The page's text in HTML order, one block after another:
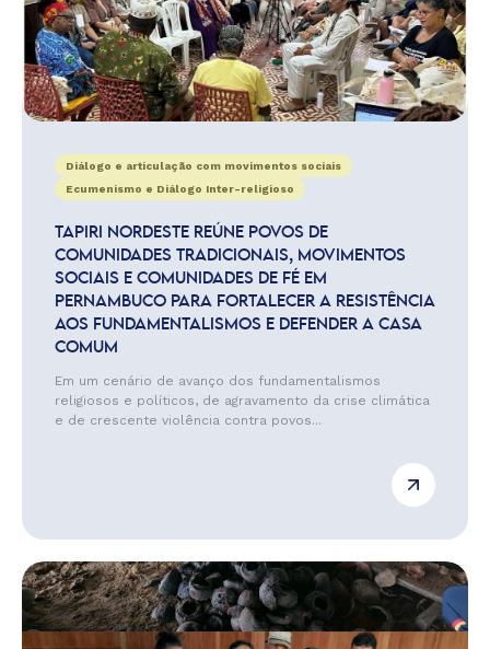
Diálogo e articulação com movimentos sociais
Ecumenismo e Diálogo Inter-religioso
TAPIRI NORDESTE REÚNE POVOS DE
COMUNIDADES TRADICIONAIS, MOVIMENTOS
SOCIAIS E COMUNIDADES DE FÉ EM
PERNAMBUCO PARA FORTALECER A RESISTÊNCIA
AOS FUNDAMENTALISMOS E DEFENDER A CASA
COMUM
Em um cenário de avanço dos fundamentalismos
religiosos e políticos, de agravamento da crise climática
e de crescente violência contra povos...